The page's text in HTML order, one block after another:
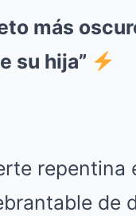
más
su hija”
repentina
de